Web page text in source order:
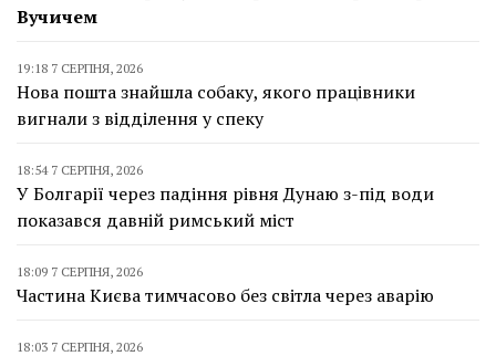
Вучичем
19:18 7 СЕРПНЯ, 2026
Нова пошта знайшла собаку, якого працівники
вигнали з відділення у спеку
18:54 7 СЕРПНЯ, 2026
У Болгарії через падіння рівня Дунаю з-під води
показався давній римський міст
18:09 7 СЕРПНЯ, 2026
Частина Києва тимчасово без світла через аварію
18:03 7 СЕРПНЯ, 2026